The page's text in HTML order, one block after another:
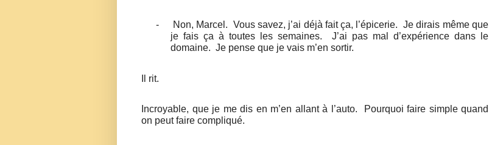
- Non, Marcel. Vous savez, j’ai déjà fait ça, l’épicerie. Je dirais même que
je fais ça à toutes les semaines.
J’ai pas mal d’expérience dans le
domaine. Je pense que je vais m’en sortir.
Il rit.
Incroyable, que je me dis en m’en allant à l’auto.
Pourquoi faire simple quand
on peut faire compliqué.